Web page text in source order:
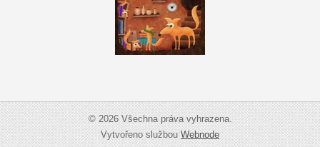
© 2026 Všechna práva vyhrazena.
Vytvořeno službouWebnode